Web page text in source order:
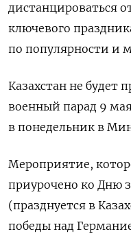
дистанцироваться
ключевого
по популярности и
Казахстан не будет
военный парад 9
в понедельник в
Мероприятие,
приурочено ко Дню
(празднуется в
победы над